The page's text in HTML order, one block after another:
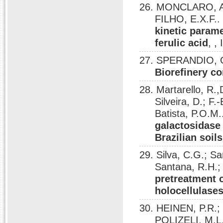
26. MONCLARO,
FILHO, E.X.F..
kinetic
ferulic acid , ,
27.
Biorefinery
28. Martarello,
Silveira, D.;
Batista,
Brazilian
29. Silva, C.G.;
Santana,
pretreatment
30. HEINEN,
POLIZELI,